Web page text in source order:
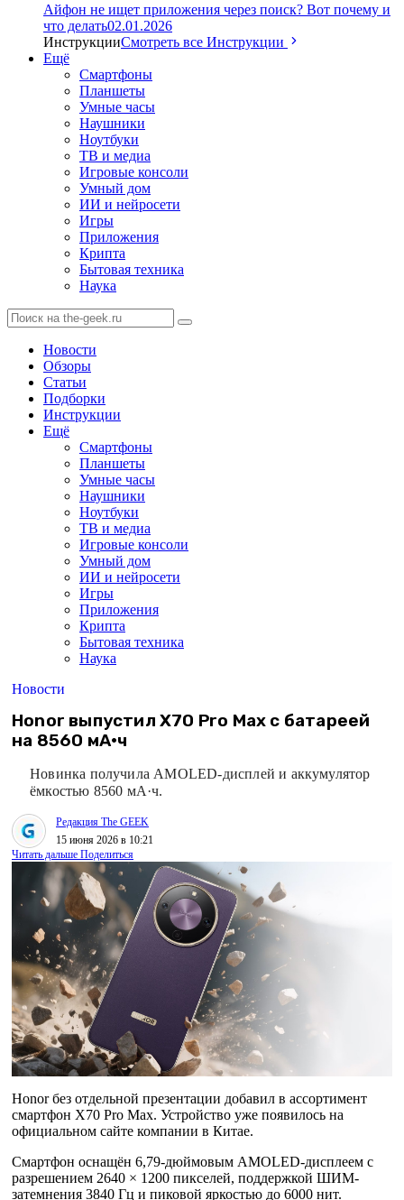
Айфон не ищет приложения через поиск? Вот почему и
что делать02.01.2026
ИнструкцииСмотреть все Инструкции
Ещё
Смартфоны
Планшеты
Умные часы
Наушники
Ноутбуки
ТВ и медиа
Игровые консоли
Умный дом
ИИ и нейросети
Игры
Приложения
Крипта
Бытовая техника
Наука
Новости
Обзоры
Статьи
Подборки
Инструкции
Ещё
Смартфоны
Планшеты
Умные часы
Наушники
Ноутбуки
ТВ и медиа
Игровые консоли
Умный дом
ИИ и нейросети
Игры
Приложения
Крипта
Бытовая техника
Наука
Новости
Honor выпустил X70 Pro Max с батареей
на 8560 мА·ч
Новинка получила AMOLED-дисплей и аккумулятор
ёмкостью 8560 мА·ч.
Редакция The GEEK
15 июня 2026 в 10:21
Читать дальше Поделиться
Honor без отдельной презентации добавил в ассортимент
смартфон X70 Pro Max. Устройство уже появилось на
официальном сайте компании в Китае.
Смартфон оснащён 6,79-дюймовым AMOLED-дисплеем с
разрешением 2640 × 1200 пикселей, поддержкой ШИМ-
затемнения 3840 Гц и пиковой яркостью до 6000 нит.